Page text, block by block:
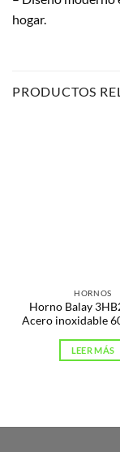
hogar.
PRODUCTOS
HORNOS
Horno Balay
Acero inoxidable
LEER MÁS